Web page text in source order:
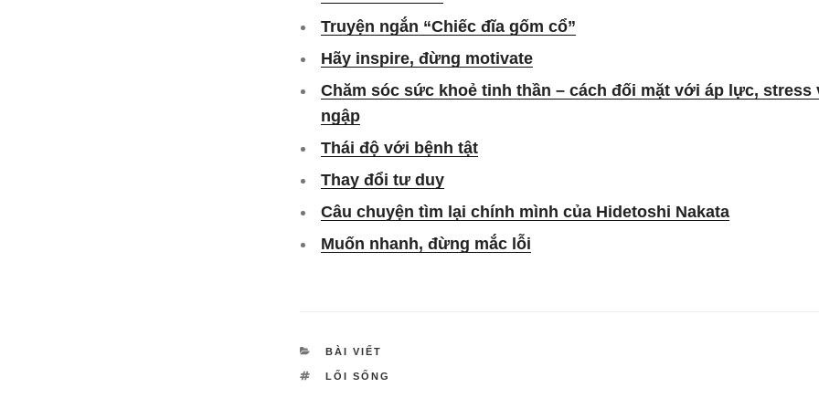
Truyện ngắn “Chiếc đĩa gốm cổ”
Hãy inspire, đừng motivate
Chăm sóc sức khoẻ tinh thần – cách đối mặt với áp lực, stress
ngập
Thái độ với bệnh tật
Thay đổi tư duy
Câu chuyện tìm lại chính mình của Hidetoshi Nakata
Muốn nhanh, đừng mắc lỗi
DANH
BÀI VIẾT
TAG
LỐI SỐNG